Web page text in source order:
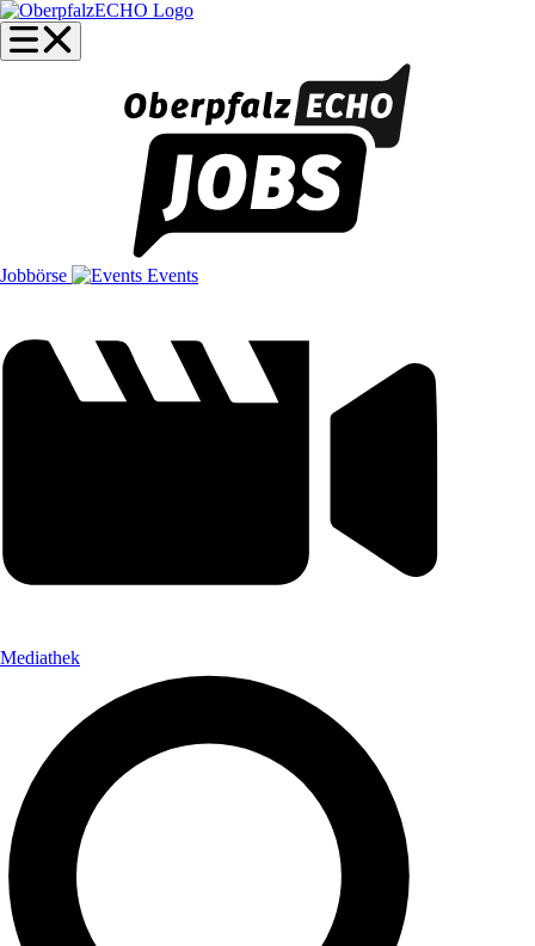
Jobbörse Events
Mediathek